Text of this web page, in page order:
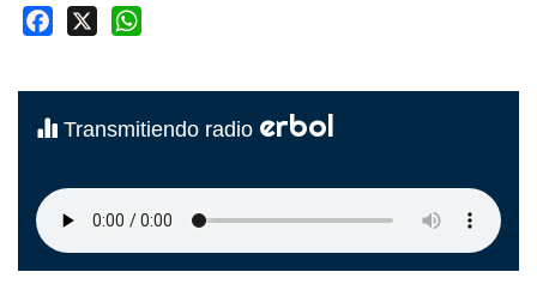
Facebook
Transmitiendo radio erbol